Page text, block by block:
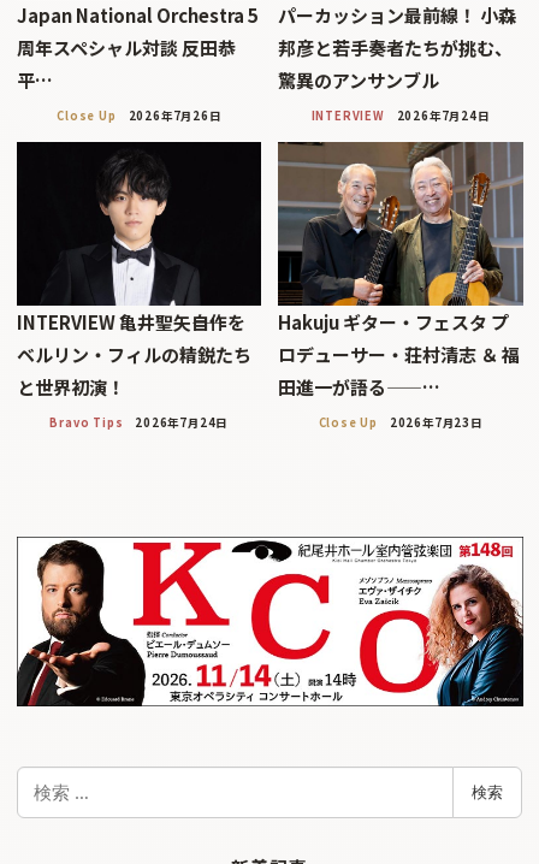
Japan National Orchestra 5
周年スペシャル対談 反田恭
平…
Close Up 2026年7月26日
パーカッション最前線！ 小森
邦彦と若手奏者たちが挑む、
驚異のアンサンブル
INTERVIEW 2026年7月24日
INTERVIEW 亀井聖矢――自作を
ベルリン・フィルの精鋭たち
と世界初演！
Bravo Tips 2026年7月24日
Hakuju ギター・フェスタ プ
ロデューサー・荘村清志 ＆ 福
田進一が語る——…
Close Up 2026年7月23日
検
検索